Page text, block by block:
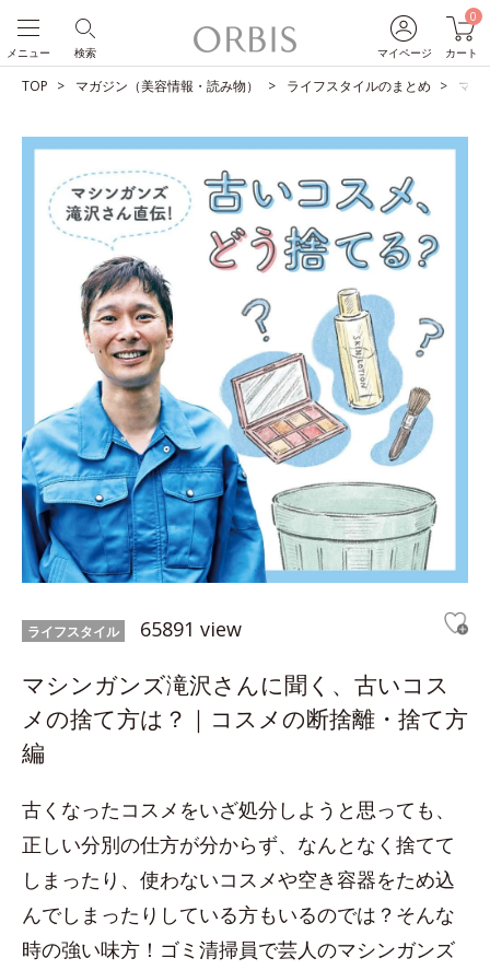
マイページ
0
カート
検索
メニュー
TOP マガジン（美容情報・読み物） ライフスタイルのまとめ マシ
ライフスタイル 65891 view
マシンガンズ滝沢さんに聞く、古いコス
メの捨て方は？｜コスメの断捨離・捨て方
編
古くなったコスメをいざ処分しようと思っても、
正しい分別の仕方が分からず、なんとなく捨てて
しまったり、使わないコスメや空き容器をため込
んでしまったりしている方もいるのでは？そんな
時の強い味方！ゴミ清掃員で芸人のマシンガンズ